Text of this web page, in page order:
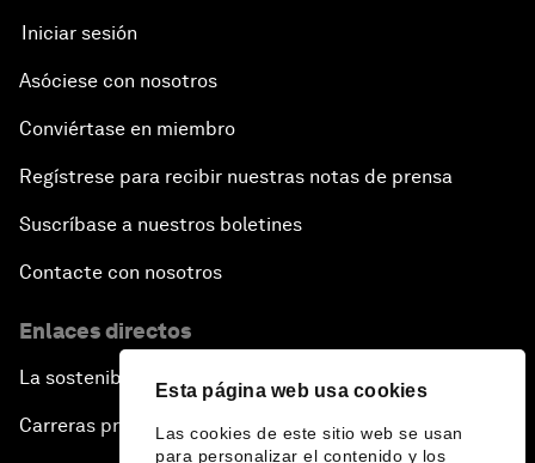
Esta página web usa cookies
Las cookies de este sitio web se usan
para personalizar el contenido y los
Iniciar sesión
Asóciese con nosotros
Conviértase en miembro
Regístrese para recibir nuestras notas de prensa
Suscríbase a nuestros boletines
Contacte con nosotros
Enlaces directos
La sostenibilidad en el Foro
Carreras profesionales